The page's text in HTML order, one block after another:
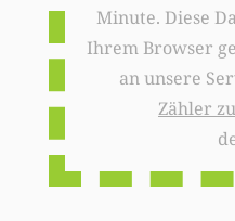
Minute. Diese
Ihrem Browser
an unsere
Zähler